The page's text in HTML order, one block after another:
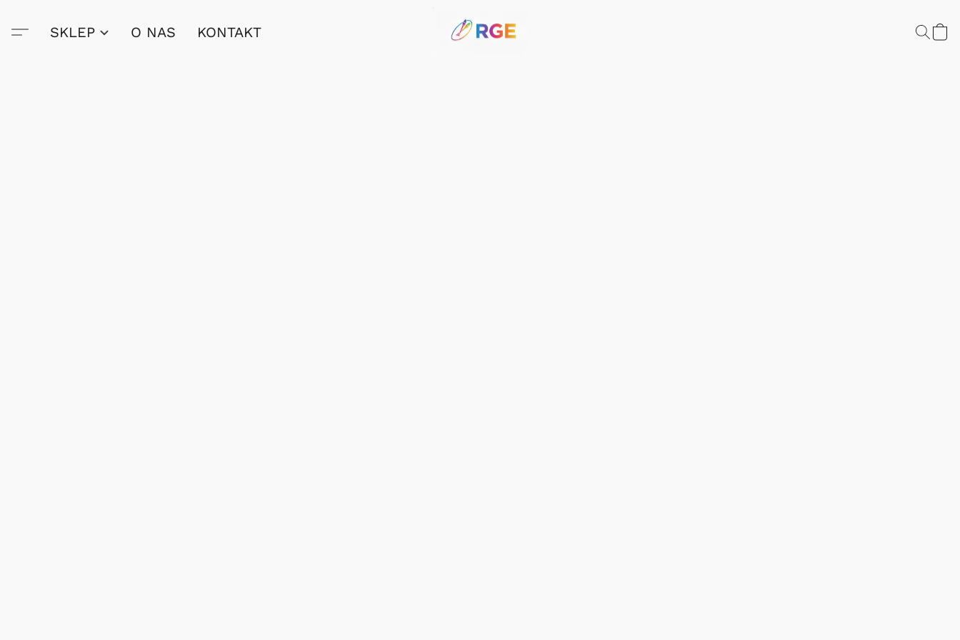
SKLEP O NAS KONTAKT